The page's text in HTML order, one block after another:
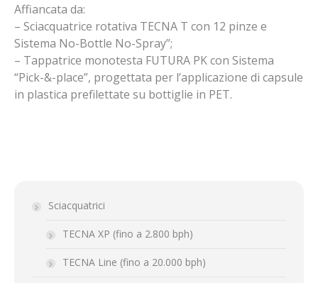
Affiancata da:
– Sciacquatrice rotativa TECNA T con 12 pinze e
Sistema No-Bottle No-Spray”;
– Tappatrice monotesta FUTURA PK con Sistema
“Pick-&-place”, progettata per l’applicazione di capsule
in plastica prefilettate su bottiglie in PET.
Sciacquatrici
TECNA XP (fino a 2.800 bph)
TECNA Line (fino a 20.000 bph)